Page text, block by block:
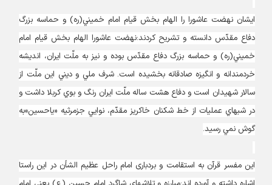
ایشان نهضت عاشورا را الهام بخش قيام امام خميني(ره) و حماسه بزرگ
دفاع مقدّس دانسته و تشریح کردند:نهضت عاشورا الهام بخش قيام امام
خميني(ره) و حماسه بزرگ دفاع مقدّس بوده و نيز به ملّت ايران، انديشه
خردمندانه و انگيزه صادقانه بخشيده است. شرف ملي و ديني اين ملّت از
سالار شهيدان است و دفاع هشت ساله ملّت ايران رنگ و بوي کربلا داشت و
در شب‏هاي عمليات از خط شکنان خاکريز مقدّم، نوايي جزمرثيه «ياحسين»به
گوش نمي‏ رسيد.
این مفسر قرآن به استقامت و بردباری امام راحل عظیم الشأن در این راستا